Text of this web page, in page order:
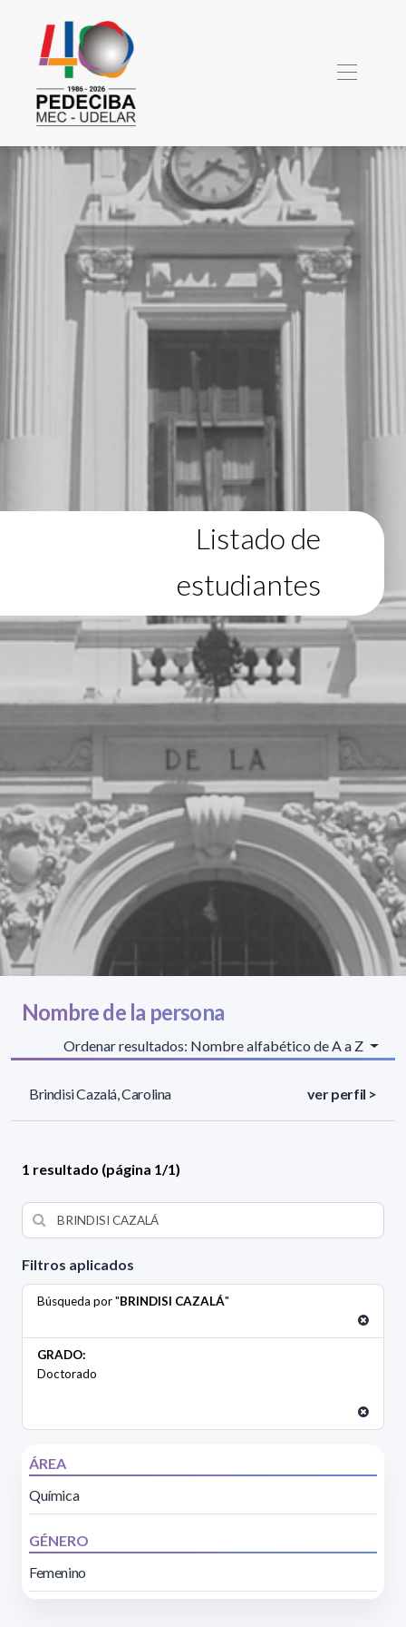
Listado de
estudiantes
Filtros aplicados
Búsqueda por "BRINDISI CAZALÁ"
GRADO:
Doctorado
ÁREA
Química
GÉNERO
Femenino
Nombre de la persona
Ordenar resultados: Nombre alfabético de A a Z
Brindisi Cazalá, Carolina ver perfil >
1 resultado (página 1/1)